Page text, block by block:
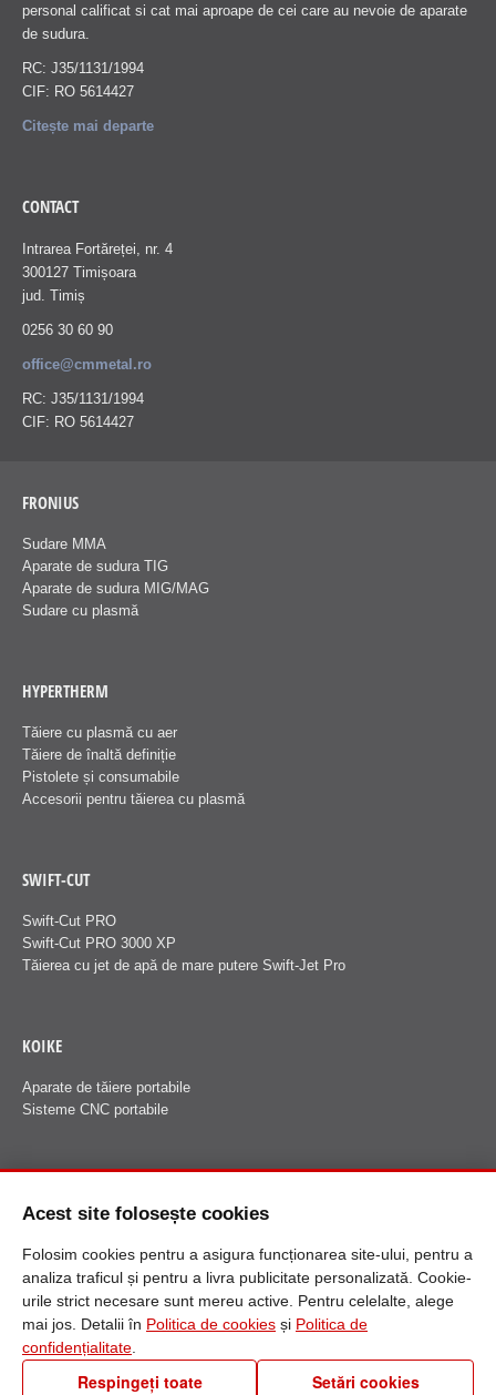
personal calificat si cat mai aproape de cei care au nevoie de aparate
de sudura.
RC: J35/1131/1994
CIF: RO 5614427
Citește mai departe
CONTACT
Intrarea Fortăreței, nr. 4
300127 Timișoara
jud. Timiș
0256 30 60 90
office@cmmetal.ro
RC: J35/1131/1994
CIF: RO 5614427
FRONIUS
Sudare MMA
Aparate de sudura TIG
Aparate de sudura MIG/MAG
Sudare cu plasmă
HYPERTHERM
Tăiere cu plasmă cu aer
Tăiere de înaltă definiție
Pistolete și consumabile
Accesorii pentru tăierea cu plasmă
SWIFT-CUT
Swift-Cut PRO
Swift-Cut PRO 3000 XP
Tăierea cu jet de apă de mare putere Swift-Jet Pro
KOIKE
Aparate de tăiere portabile
Sisteme CNC portabile
Acest site folosește cookies
Folosim cookies pentru a asigura funcționarea site-ului, pentru a
analiza traficul și pentru a livra publicitate personalizată. Cookie-
urile strict necesare sunt mereu active. Pentru celelalte, alege
mai jos. Detalii în Politica de cookies și Politica de
confidențialitate
Respingeți toate Setări cookies